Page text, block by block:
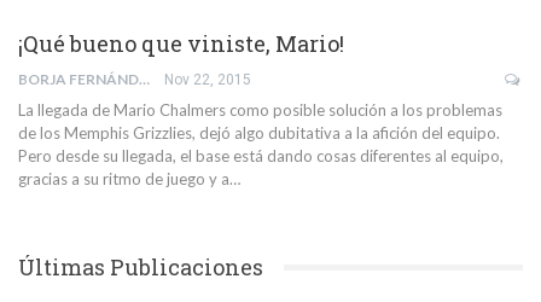
¡Qué bueno que viniste, Mario!
BORJA FERNÁNDEZ SEBASTIÁN Nov 22, 2015
La llegada de Mario Chalmers como posible solución a los problemas
de los Memphis Grizzlies, dejó algo dubitativa a la afición del equipo.
Pero desde su llegada, el base está dando cosas diferentes al equipo,
gracias a su ritmo de juego y a…
Últimas Publicaciones